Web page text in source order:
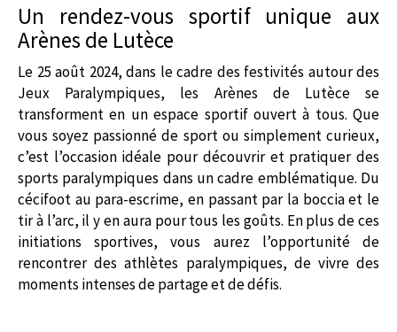
Un rendez-vous sportif unique aux
Arènes de Lutèce
Le 25 août 2024, dans le cadre des festivités autour des
Jeux Paralympiques, les Arènes de Lutèce se
transforment en un espace sportif ouvert à tous. Que
vous soyez passionné de sport ou simplement curieux,
c’est l’occasion idéale pour découvrir et pratiquer des
sports paralympiques dans un cadre emblématique. Du
cécifoot au para-escrime, en passant par la boccia et le
tir à l’arc, il y en aura pour tous les goûts. En plus de ces
initiations sportives, vous aurez l’opportunité de
rencontrer des athlètes paralympiques, de vivre des
moments intenses de partage et de défis.